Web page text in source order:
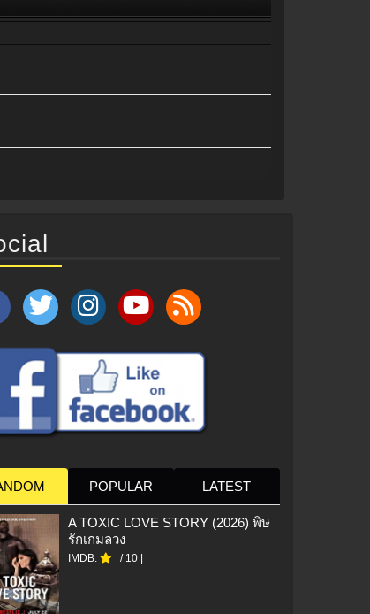
POPULAR LATEST
A TOXIC LOVE STORY (2026) พิษ
รักเกมลวง
IMDB: / 10